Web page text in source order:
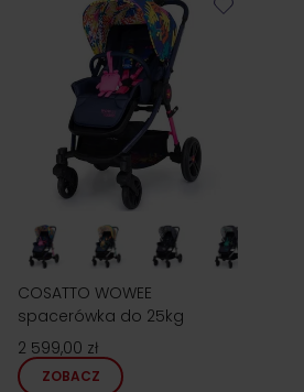
COSATTO WOWEE
spacerówka do 25kg
2 599,00 zł
ZOBACZ